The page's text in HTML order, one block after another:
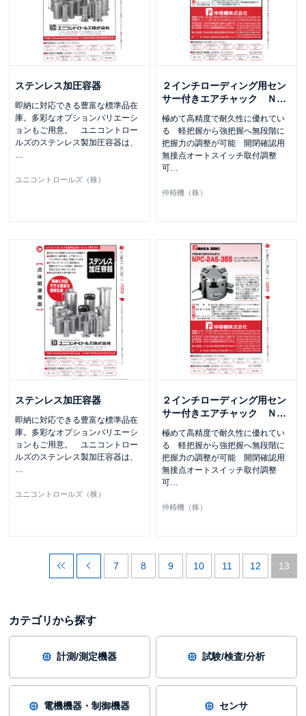
ステンレス加圧容器
即納に対応できる豊富な標準品在
庫。多彩なオプションバリエーシ
ョンもご用意。 ユニコントロー
ルズのステンレス製加圧容器は、
ユニコントロールズ（株）
２インチローディング用セン
サー付きエアチャック Ｎ …
極めて高精度で耐久性に優れてい
る 軽把握から強把握へ無段階に
把握力の調整が可能 開閉確認用
無接点オートスイッチ取付調整
可
仲精機（株）
ステンレス加圧容器
即納に対応できる豊富な標準品在
庫。多彩なオプションバリエーシ
ョンもご用意。 ユニコントロー
ルズのステンレス製加圧容器は、
…
ユニコントロールズ（株）
２インチローディング用セン
サー付きエアチャック Ｎ …
極めて高精度で耐久性に優れてい
る 軽把握から強把握へ無段階に
把握力の調整が可能 開閉確認用
無接点オートスイッチ取付調整
可…
仲精機（株）
7 8 9 10 11 12 13
カテゴリから探す
計測/測定機器 試験/検査/分析
電機機器・制御機器 センサ